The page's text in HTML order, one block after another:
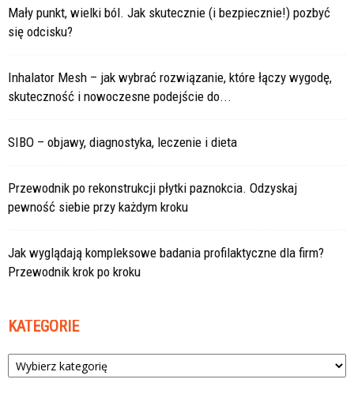
Mały punkt, wielki ból. Jak skutecznie (i bezpiecznie!) pozbyć
się odcisku?
Inhalator Mesh – jak wybrać rozwiązanie, które łączy wygodę,
skuteczność i nowoczesne podejście do...
SIBO – objawy, diagnostyka, leczenie i dieta
Przewodnik po rekonstrukcji płytki paznokcia. Odzyskaj
pewność siebie przy każdym kroku
Jak wyglądają kompleksowe badania profilaktyczne dla firm?
Przewodnik krok po kroku
KATEGORIE
Kategorie